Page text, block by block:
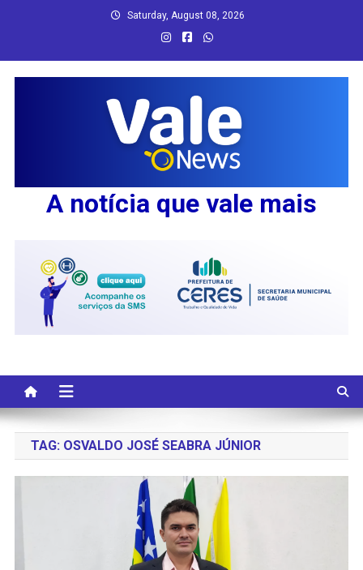
Saturday, August 08, 2026
A notícia que vale mais
TAG: OSVALDO JOSÉ SEABRA JÚNIOR